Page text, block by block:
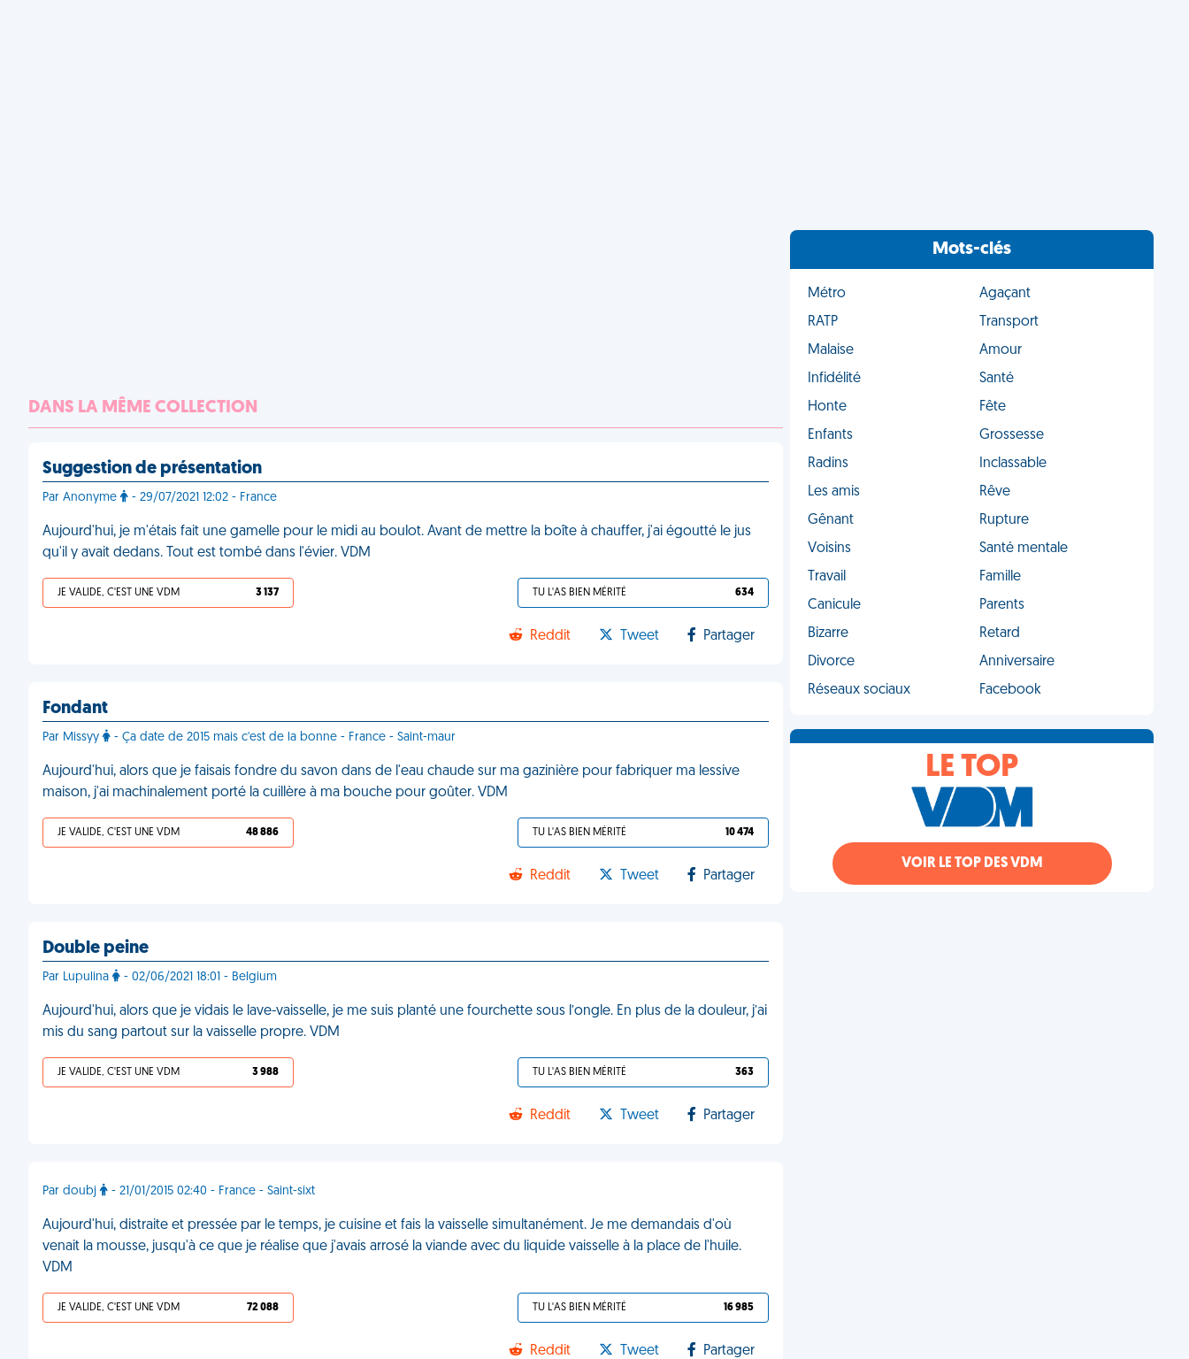
DANS LA MÊME COLLECTION
Suggestion de présentation
Par Anonyme - 29/07/2021 12:02 - France
Aujourd'hui, je m'étais fait une gamelle pour le midi au boulot. Avant de mettre la boîte à chauffer, j'ai égoutté le jus
qu'il y avait dedans. Tout est tombé dans l'évier. VDM
JE VALIDE, C'EST UNE VDM 3 137 TU L'AS BIEN MÉRITÉ 634
Reddit Tweet Partager
Fondant
Par Missyy - Ça date de 2015 mais c'est de la bonne - France - Saint-maur
Aujourd'hui, alors que je faisais fondre du savon dans de l'eau chaude sur ma gazinière pour fabriquer ma lessive
maison, j'ai machinalement porté la cuillère à ma bouche pour goûter. VDM
JE VALIDE, C'EST UNE VDM 48 886 TU L'AS BIEN MÉRITÉ 10 474
Reddit Tweet Partager
Double peine
Par Lupulina - 02/06/2021 18:01 - Belgium
Aujourd'hui, alors que je vidais le lave-vaisselle, je me suis planté une fourchette sous l’ongle. En plus de la douleur, j’ai
mis du sang partout sur la vaisselle propre. VDM
JE VALIDE, C'EST UNE VDM 3 988 TU L'AS BIEN MÉRITÉ 363
Reddit Tweet Partager
Par doubj - 21/01/2015 02:40 - France - Saint-sixt
Aujourd'hui, distraite et pressée par le temps, je cuisine et fais la vaisselle simultanément. Je me demandais d'où
venait la mousse, jusqu'à ce que je réalise que j'avais arrosé la viande avec du liquide vaisselle à la place de l'huile.
VDM
JE VALIDE, C'EST UNE VDM 72 088 TU L'AS BIEN MÉRITÉ 16 985
Reddit Tweet Partager
Mots-clés
Métro
Agaçant
RATP
Transport
Malaise
Amour
Infidélité
Santé
Honte
Fête
Enfants
Grossesse
Radins
Inclassable
Les amis
Rêve
Gênant
Rupture
Voisins
Santé mentale
Travail
Famille
Canicule
Parents
Bizarre
Retard
Divorce
Anniversaire
Réseaux sociaux
Facebook
LE TOP
VOIR LE TOP DES VDM